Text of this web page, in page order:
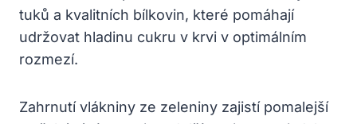
tuků a kvalitních bílkovin, které pomáhají
udržovat hladinu cukru v krvi v optimálním
rozmezí.
Zahrnutí vlákniny ze zeleniny zajistí pomalejší